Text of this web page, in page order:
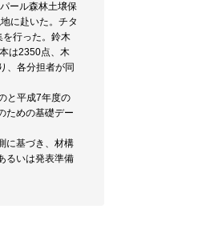
ール森林土壌保
に赴いた。チタ
を行った。鈴木
は2350点、木
、各分担者が同
と平成7年度の
ための基礎デー
に基づき、材構
るいは発表準備